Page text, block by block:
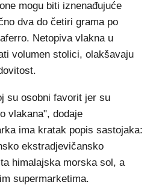
mogu biti iznenađujuće
dva do četiri grama po
Netopiva vlakna u
volumen stolici, olakšavaju
su osobni favorit jer su
vlakana", dodaje
ima kratak popis sastojaka:
ekstradjevičansko
himalajska morska sol, a
supermarketima.